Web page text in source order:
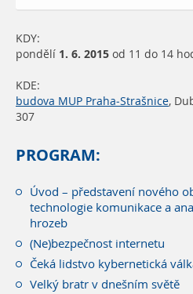
KDY:
pondělí 1. 6. 2015 od 11 do 14
KDE:
budova MUP Praha-Strašnice,
307
PROGRAM:
Úvod – představení nového
technologie komunikace a
hrozeb
(Ne)bezpečnost internetu
Čeká lidstvo kybernetická
Velký bratr v dnešním světě